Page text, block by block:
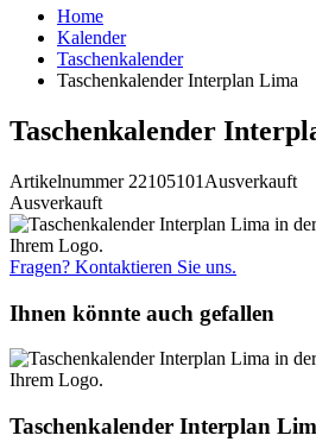
Home
Kalender
Taschenkalender
Taschenkalender Interplan Lima
Taschenkalender
Artikelnummer 22105101 Ausverkauft
Ausverkauft
Fragen? Kontaktieren Sie uns.
Ihnen könnte auch gefallen
Taschenkalender Interplan